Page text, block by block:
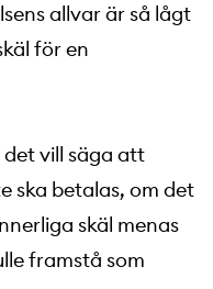
allvar är så lågt
för en
vill säga att
ska betalas, om det
skäl menas
framstå som